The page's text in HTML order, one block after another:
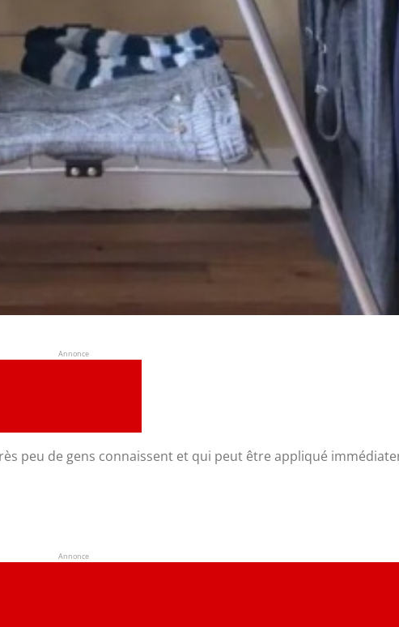
Annonce
peu de gens connaissent et qui peut être appliqué
Annonce